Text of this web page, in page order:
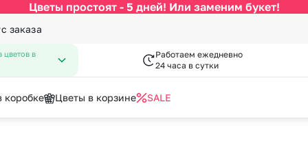
Цветы простоят - 5 дней! Или заменим букет!
заказа
цветов в
Работаем ежедневно
24 часа в сутки
коробке Цветы в корзине SALE